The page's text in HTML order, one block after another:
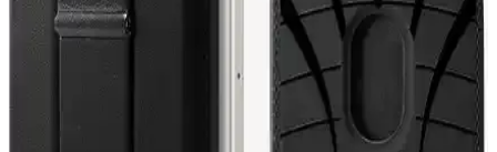
Spigen MagFit Air Vent ITS12: MagSafe Uyumlu
Araç İçi Tutucu ile Hızlı ve Güvenli Montaj
Spigen MagFit Air Vent ITS12, MagSafe uyumlu iPhone modelleri
için OneTap ile hızlı kurulum sağlayan araç içi tutucudur.
Ayarlanabilir montaj, hava akışını bozmadan güvenli sabitleme ve
kablo düzenleyiciyle temiz kullanım sunar.